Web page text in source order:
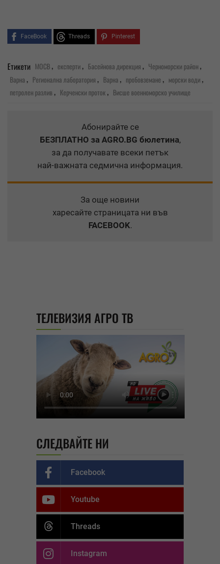
FaceBook Threads Pinterest
Етикети МОСВ, експерти, Басейнова дирекция, Черноморски район,
Варна, Регионална лаборатория, Варна, пробовземане, морски води,
петролен разлив, Керченски проток, Висше военноморско училище
Абонирайте се
БЕЗПЛАТНО за AGRO.BG бюлетина,
за да получавате всеки петък
най-важната седмична информация.
За още новини
харесайте страницата ни във
FACEBOOK.
ТЕЛЕВИЗИЯ АГРО ТВ
СЛЕДВАЙТЕ НИ
Facebook
Youtube
Threads
Instagram